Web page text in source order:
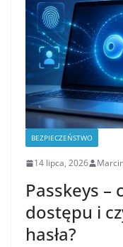
BEZPIECZEŃSTWO
14 lipca, 2026
Passkeys –
dostępu i
hasła?